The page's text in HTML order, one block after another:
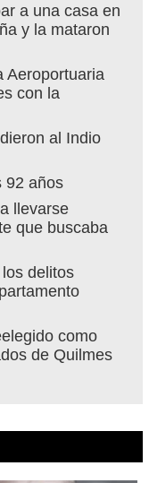
a una casa en
y la mataron
Aeroportuaria
con la
al Indio
92 años
llevarse
que buscaba
delitos
como
de Quilmes